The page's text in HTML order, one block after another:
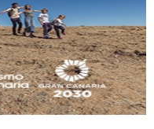
de un mes, es muy